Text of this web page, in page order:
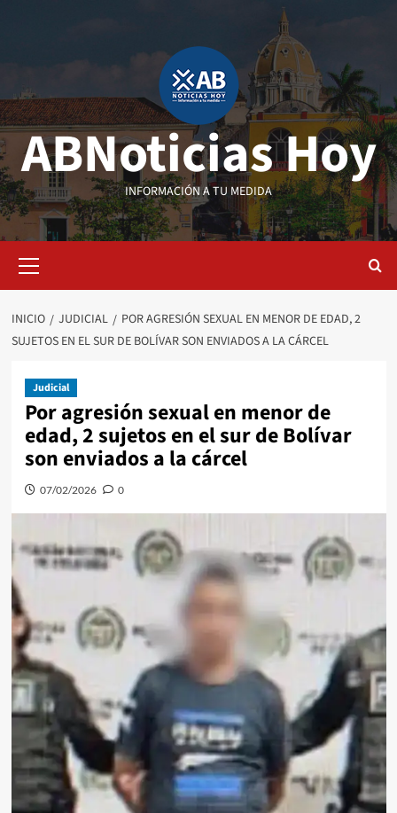
ABNoticias Hoy
INFORMACIÓN A TU MEDIDA
primario
INICIO JUDICIAL
POR AGRESIÓN SEXUAL EN MENOR DE EDAD, 2
SUJETOS EN EL SUR DE BOLÍVAR SON ENVIADOS A LA CÁRCEL
Judicial
Por agresión sexual en menor de
edad, 2 sujetos en el sur de Bolívar
son enviados a la cárcel
07/02/2026 0